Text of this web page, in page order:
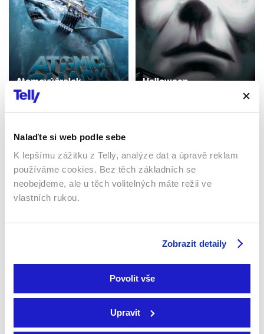
Nalaďte si web podle sebe
K lepšímu zážitku z Telly, analýze dat a úpravě reklam
používáme cookies. Bez těch základních se
neobejdeme, ale u těch volitelných máte režii ve
vlastních rukou.
Zobrazit detaily
Povolit vše
Upravit
Atomový žralok
2016 | USA | 82 min
Filmy / Sci-fi / Horory
Halloween
Sledujte kdekoliv až na 6 zařízeních
Sledovat internetovou televizi jde odkudkoliv
po celé EU, a to až na 6 zařízeních.